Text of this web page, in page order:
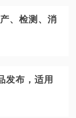
、检测、消
发布，适用